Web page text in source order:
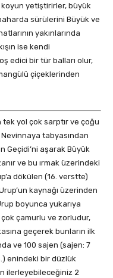
koyun yetiştirirler, büyük
sürülerini Büyük ve
yakınlarında
ise kendi
edici bir tür balları olur,
çiçeklerinden
yol çok sarptır ve çoğu
tabyasından
Geçidi’ni aşarak Büyük
ve bu ırmak üzerindeki
dökülen (16. verstte)
kaynağı üzerinden
boyunca yukarıya
çamurlu ve zorludur,
geçerek bunların ilk
ve 100 sajen (sajen: 7
enindeki bir düzlük
ilerleyebileceğiniz 2